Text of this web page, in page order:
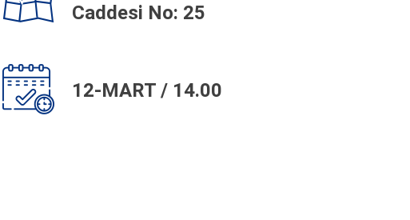
Caddesi No: 25
12-MART / 14.00